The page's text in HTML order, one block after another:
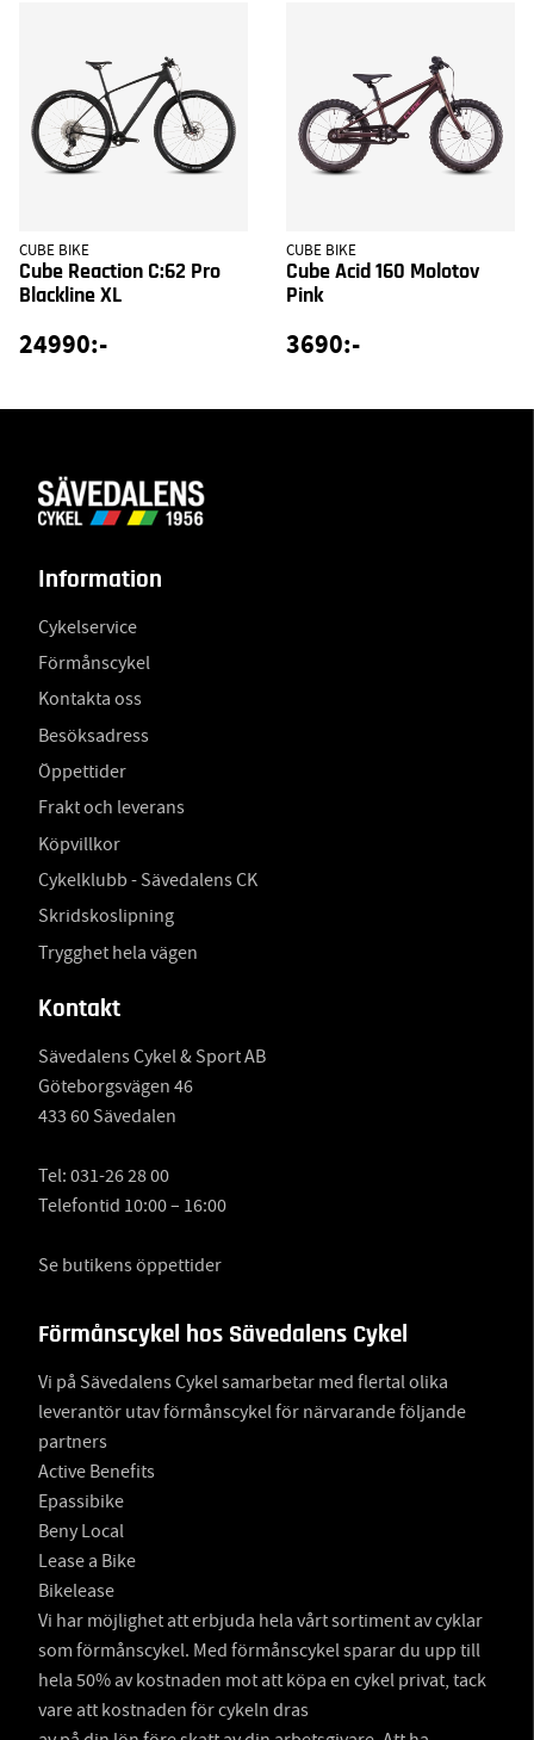
CUBE BIKE
Cube Reaction C:62 Pro
Blackline XL
24990:-
CUBE BIKE
Cube Acid 160 Molotov
Pink
3690:-
Information
Cykelservice
Förmånscykel
Kontakta oss
Besöksadress
Öppettider
Frakt och leverans
Köpvillkor
Cykelklubb - Sävedalens CK
Skridskoslipning
Trygghet hela vägen
Kontakt
Sävedalens Cykel & Sport AB
Göteborgsvägen 46
433 60 Sävedalen
Tel: 031-26 28 00
Telefontid 10:00 – 16:00
Se butikens öppettider
Förmånscykel hos Sävedalens Cykel
Vi på Sävedalens Cykel samarbetar med flertal olika
leverantör utav förmånscykel för närvarande följande
partners
Active Benefits
Epassibike
Beny Local
Lease a Bike
Bikelease
Vi har möjlighet att erbjuda hela vårt sortiment av cyklar
som förmånscykel. Med förmånscykel sparar du upp till
hela 50% av kostnaden mot att köpa en cykel privat, tack
vare att kostnaden för cykeln dras